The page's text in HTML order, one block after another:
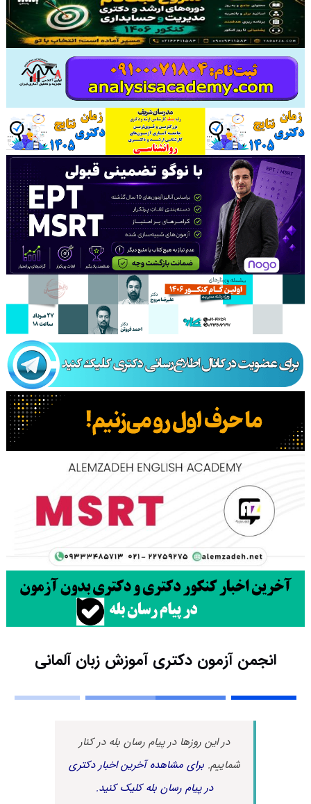
انجمن آزمون دکتری آموزش زبان آلمانی
در این روزها در پیام رسان بله در کنار
شماییم.برای مشاهده آخرین اخبار دکتری
در پیام رسان بله کلیک کنید.